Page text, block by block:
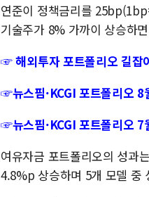
연준이 정책금리를
기술주가 8% 가까이 상승하
☞ 해외투자 포트폴리오 길잡
☞뉴스핌·KCGI 포트폴리오
☞뉴스핌·KCGI 포트폴리오
여유자금 포트폴리오의 성과
4.8%p 상승하며 5개 모델 중